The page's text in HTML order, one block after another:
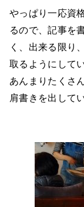
やっぱり一応資
るので、記事を
く、出来る限り
取るようにして
あんまりたくさ
肩書きを出して